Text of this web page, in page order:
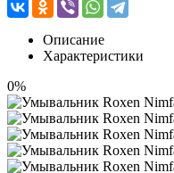
Описание
Характеристики
0%